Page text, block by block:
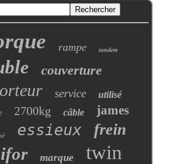
rampe tandem
couverture
service utilisé
2700kg câble james
essieux frein
ifor marque
twin